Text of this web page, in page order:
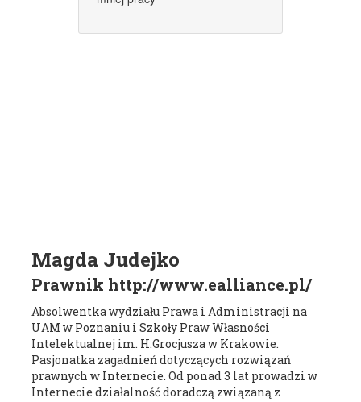
Magda Judejko
Prawnik http://www.ealliance.pl/
Absolwentka wydziału Prawa i Administracji na
UAM w Poznaniu i Szkoły Praw Własności
Intelektualnej im. H.Grocjusza w Krakowie.
Pasjonatka zagadnień dotyczących rozwiązań
prawnych w Internecie. Od ponad 3 lat prowadzi w
Internecie działalność doradczą związaną z